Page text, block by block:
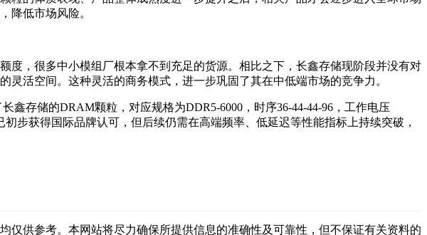
降低市场风险。
度，很多中小模组厂根本拿不到充足的货源。相比之下，长鑫存储现阶段并没有对
活空间。这种灵活的商务模式，进一步巩固了其在中低端市场的竞争力。
鑫存储的DRAM颗粒，对应规格为DDR5-6000，时序36-44-44-96，工作电压
步获得国际品牌认可，但后续仍需在高端频率、低延迟等性能指标上持续突破，
供参考。本网站将尽力确保所提供信息的准确性及可靠性，但不保证有关资料的